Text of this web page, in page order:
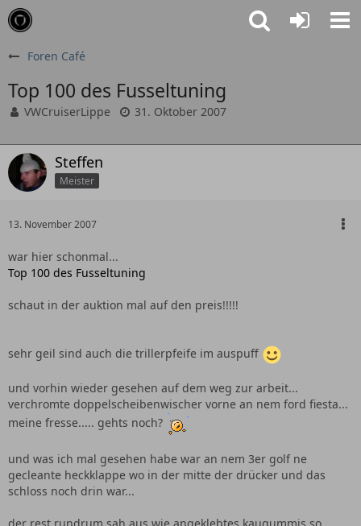
Foren Café
Top 100 des Fusseltuning
VWCruiserLippe 31. Oktober 2007
Steffen
Meister
13. November 2007
war hier schonmal...
Top 100 des Fusseltuning
schaut in der auktion mal auf den preis!!!!!
sehr geil sind auch die trillerpfeife im auspuff
und vorhin wieder gesehen auf dem weg zur arbeit...
verchromte doppelscheibenwischer vorne an nem ford fiesta...
meine fresse..... gehts noch?
und was ich mal gesehen habe war an nem 3er golf ne
gecleante heckklappe wo in der mitte der drücker und das
schloss noch drin war...